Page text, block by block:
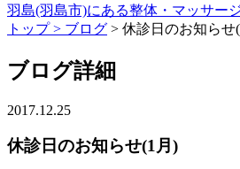
羽島(羽島市)にある整体・マッサー
トップ > ブログ > 休診日のお知らせ
ブログ詳細
2017.12.25
休診日のお知らせ(1月)